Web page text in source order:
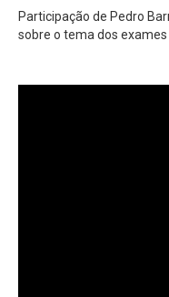
Participação de Pedro
sobre o tema dos